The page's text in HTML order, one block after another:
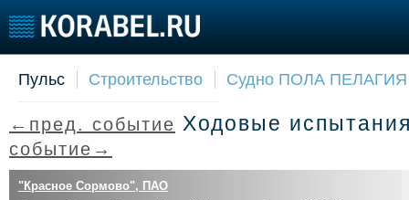
Пульс
Новости
Компании
Репутация
Доска объявлений
Оборудование
Изделия
Словарь
Пульс Строительство Судно ПОЛА ПЕЛАГИЯ
←пред. событие Ходовые
событие→
"Красное Сормово", ПАО